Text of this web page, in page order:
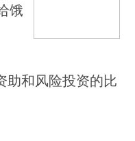
饿
和风险投资的比